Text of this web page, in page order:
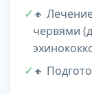
🔸
червями
🔸